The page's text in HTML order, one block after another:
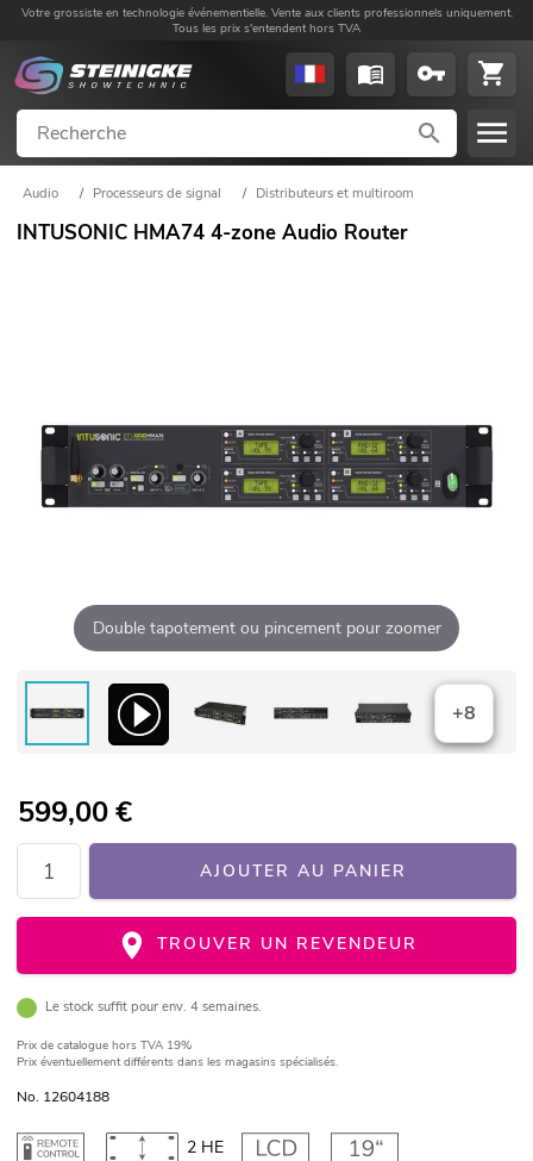
Votre grossiste en technologie événementielle. Vente aux clients professionnels uniquement.
Tous les prix s'entendent hors TVA
Audio / Processeurs de signal / Distributeurs et multiroom
INTUSONIC HMA74 4-zone Audio Router
Double tapotement ou pincement pour zoomer
+8
599,00€
AJOUTER AU PANIER
TROUVER UN REVENDEUR
Le stock suffit pour env. 4 semaines.
Prix de catalogue hors TVA 19%
Prix éventuellement différents dans les magasins spécialisés.
No. 12604188
2 HE